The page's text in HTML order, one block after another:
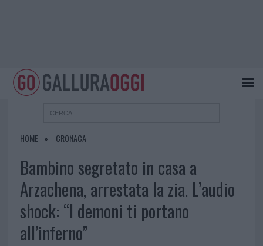
HOME CRONACA
Bambino segretato in casa a
Arzachena, arrestata la zia. L’audio
shock: “I demoni ti portano
all’inferno”